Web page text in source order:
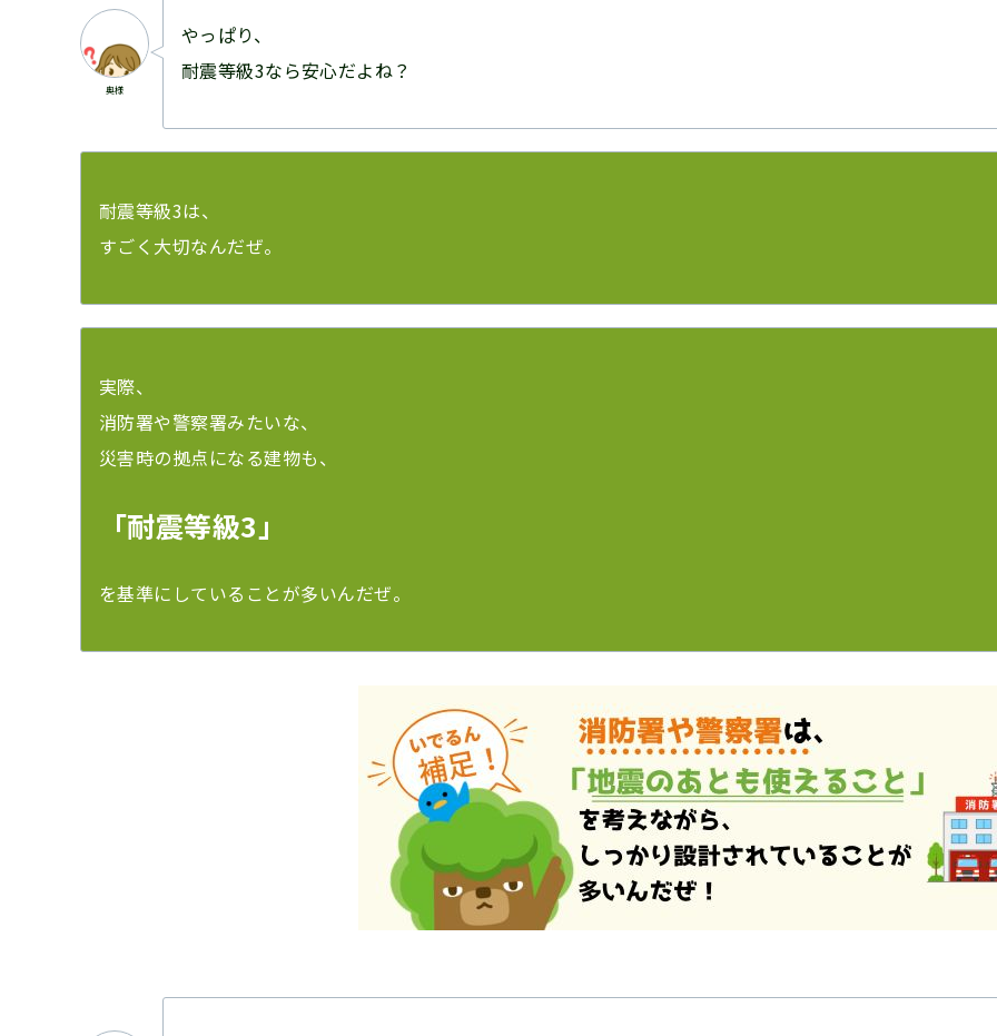
奥様
やっぱり、
耐震等級3なら安心だよね？
耐震等級3は、
すごく大切なんだぜ。
実際、
消防署や警察署みたいな、
災害時の拠点になる建物も、
「耐震等級3」
を基準にしていることが多いんだぜ。